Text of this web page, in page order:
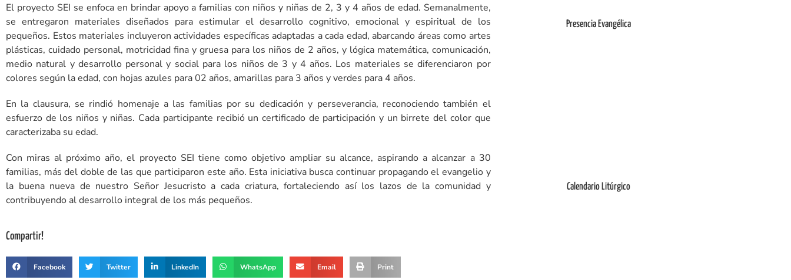
El proyecto SEI se enfoca en brindar apoyo a familias con niños y niñas de 2, 3 y 4 años de edad. Semanalmente,
se entregaron materiales diseñados para estimular el desarrollo cognitivo, emocional y espiritual de los
pequeños. Estos materiales incluyeron actividades específicas adaptadas a cada edad, abarcando áreas como artes
plásticas, cuidado personal, motricidad fina y gruesa para los niños de 2 años, y lógica matemática, comunicación,
medio natural y desarrollo personal y social para los niños de 3 y 4 años. Los materiales se diferenciaron por
colores según la edad, con hojas azules para 02 años, amarillas para 3 años y verdes para 4 años.
En la clausura, se rindió homenaje a las familias por su dedicación y perseverancia, reconociendo también el
esfuerzo de los niños y niñas. Cada participante recibió un certificado de participación y un birrete del color que
caracterizaba su edad.
Con miras al próximo año, el proyecto SEI tiene como objetivo ampliar su alcance, aspirando a alcanzar a 30
familias, más del doble de las que participaron este año. Esta iniciativa busca continuar propagando el evangelio y
la buena nueva de nuestro Señor Jesucristo a cada criatura, fortaleciendo así los lazos de la comunidad y
contribuyendo al desarrollo integral de los más pequeños.
Compartir!
Facebook Twitter LinkedIn WhatsApp Email Print
Presencia Evangélica
Calendario Litúrgico